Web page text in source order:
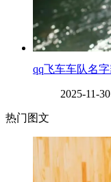
​qq飞车车队名
2025-11-
热门图文